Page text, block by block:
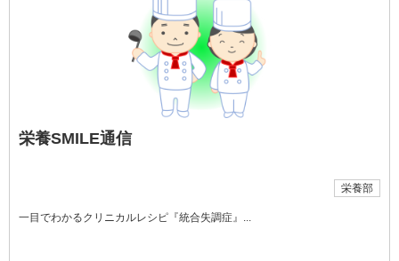
栄養SMILE通信
栄養部
一目でわかるクリニカルレシピ『統合失調症』